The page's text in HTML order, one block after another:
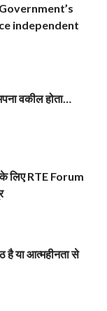
independent
वकील होता…
के लिए RTE Forum
है या आत्महीनता से